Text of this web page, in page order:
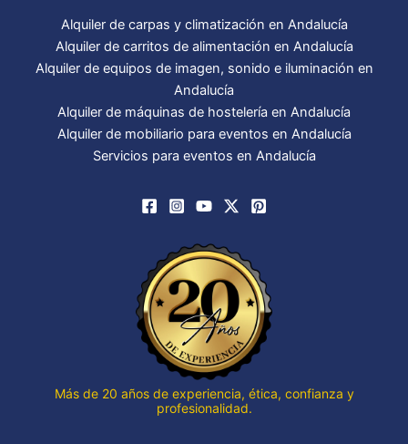
Alquiler de carpas y climatización en Andalucía
Alquiler de carritos de alimentación en Andalucía
Alquiler de equipos de imagen, sonido e iluminación en
Andalucía
Alquiler de máquinas de hostelería en Andalucía
Alquiler de mobiliario para eventos en Andalucía
Servicios para eventos en Andalucía
Más de 20 años de experiencia, ética, confianza y
profesionalidad.